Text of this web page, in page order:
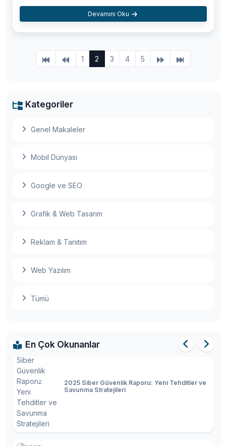
Devamını Oku
1 2 3 4 5
Kategoriler
Genel Makaleler
Mobil Dünyası
Google ve SEO
Grafik & Web Tasarım
Reklam & Tanıtım
Web Yazılım
Tümü
En Çok Okunanlar
testlerine başladı
2025 Siber Güvenlik Raporu: Yeni Tehditler ve
Savunma Stratejileri